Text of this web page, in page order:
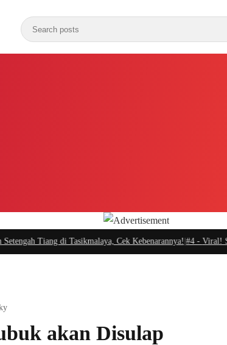
Tiang di Tasikmalaya, Cek Kebenarannya!|#4 -Viral!
akan Disulap